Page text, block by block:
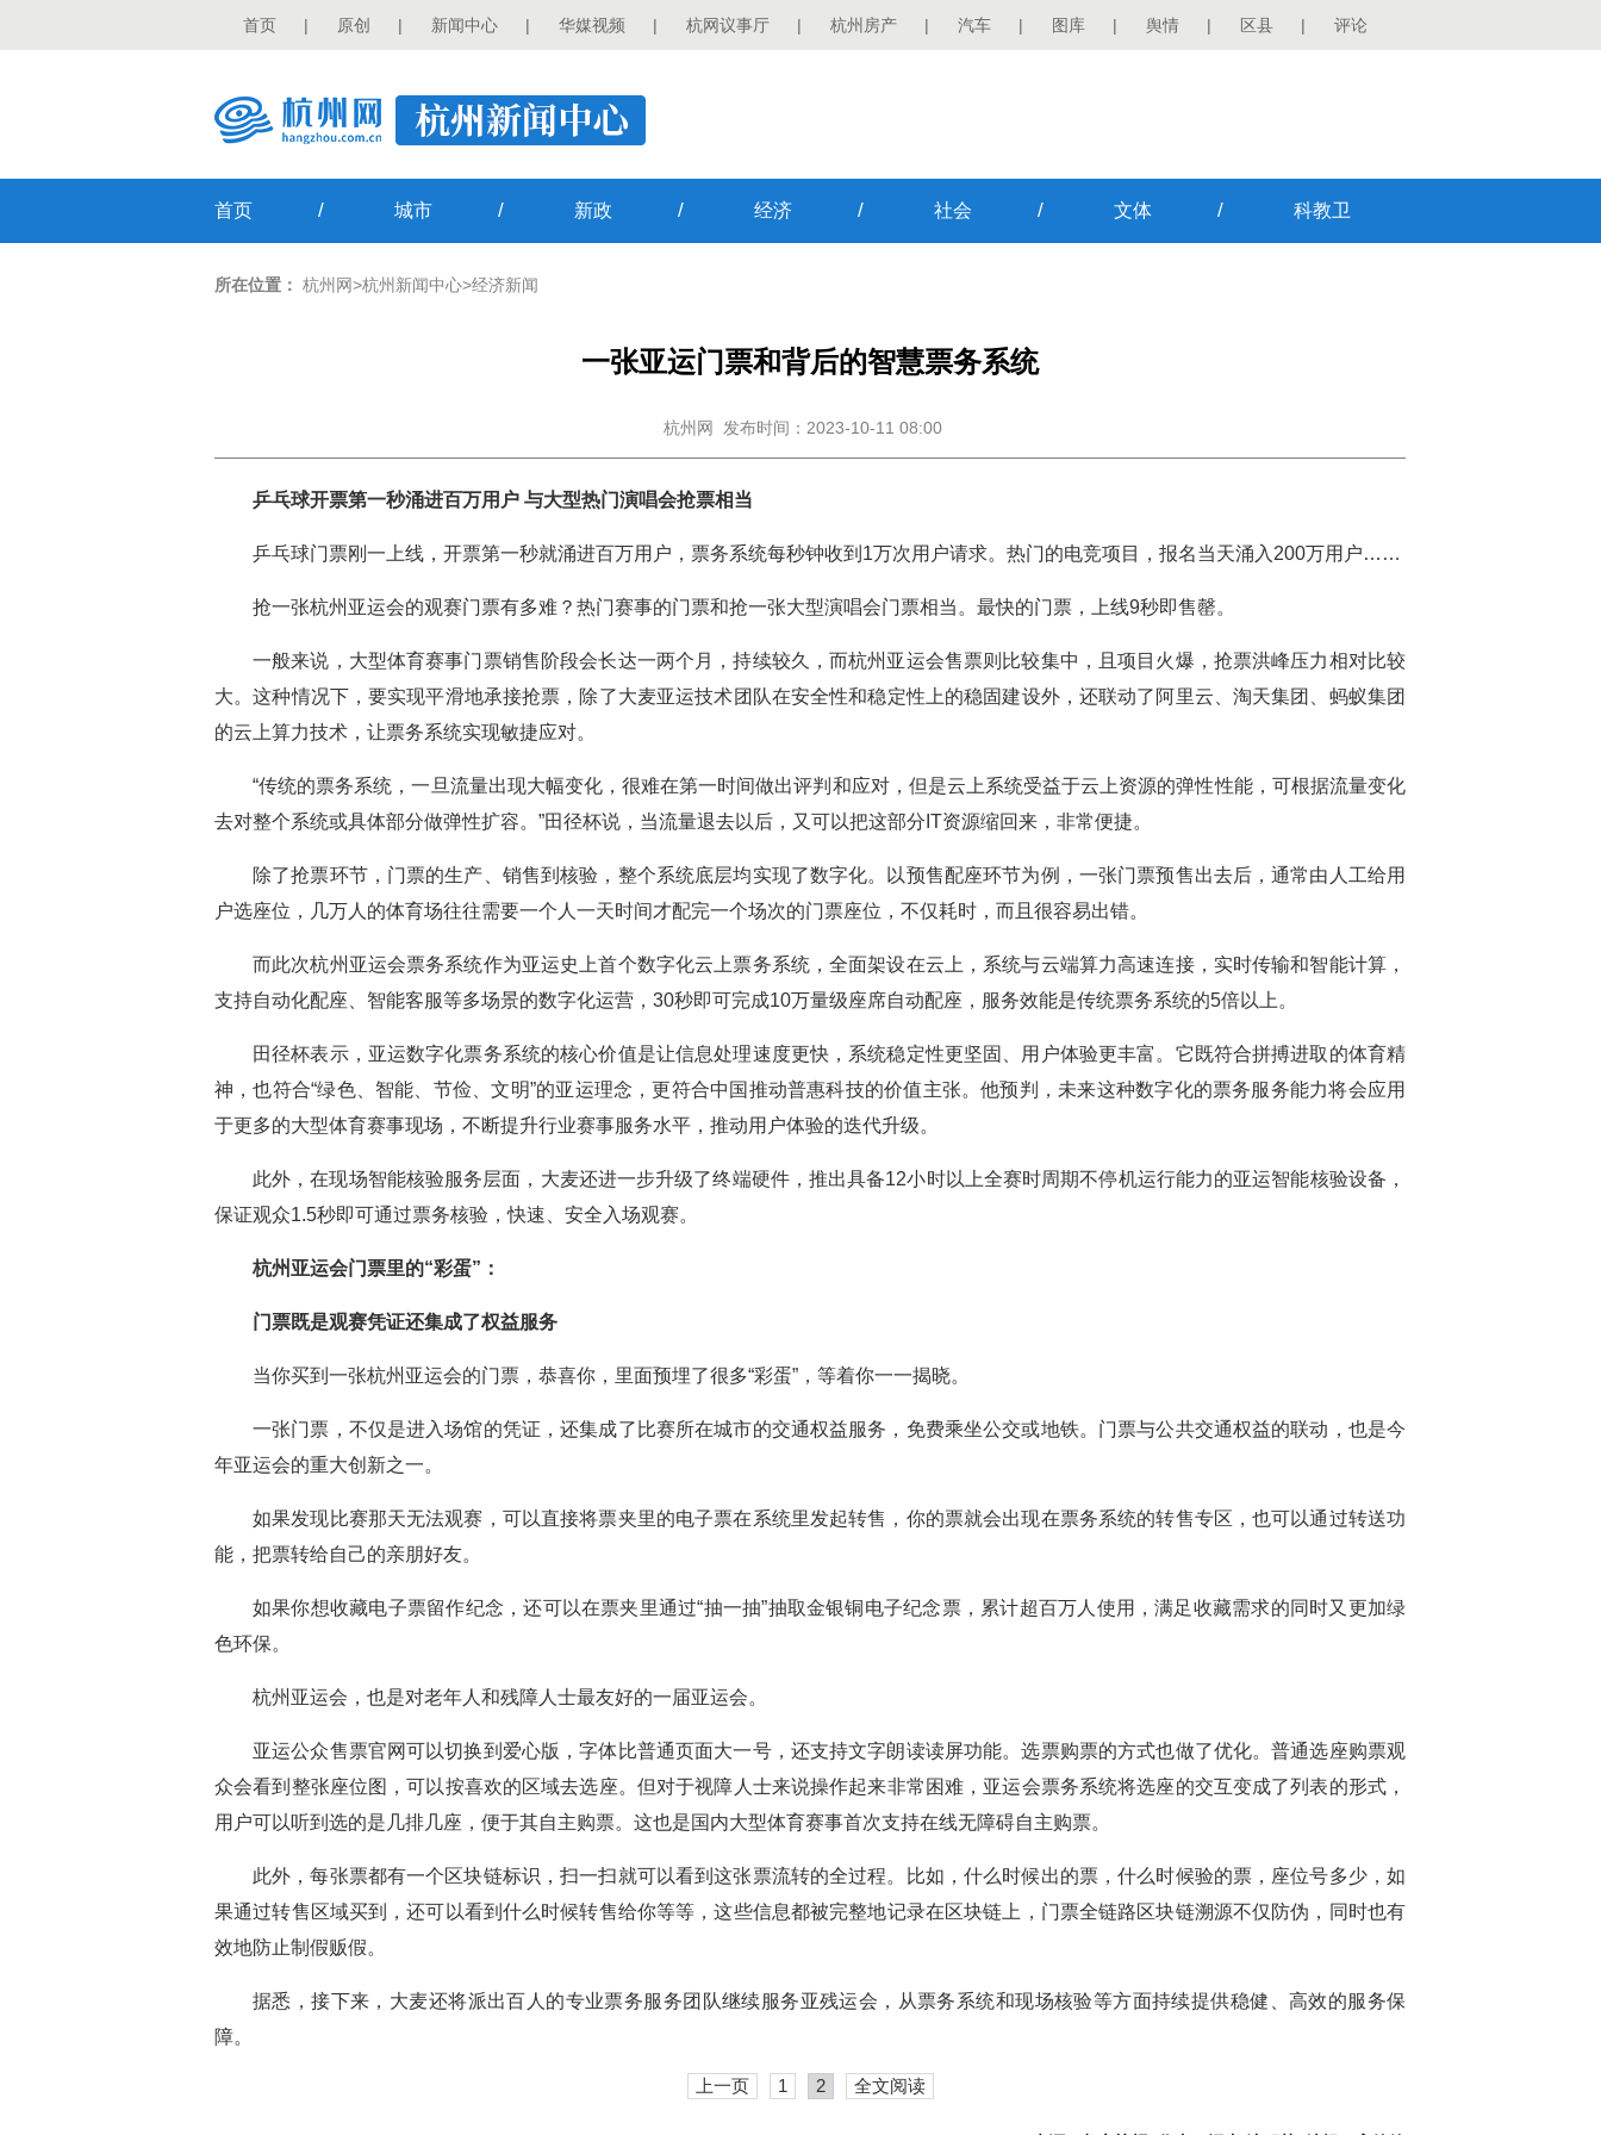
首页 | 原创 | 新闻中心 | 华媒视频 | 杭网议事厅 | 杭州房产 | 汽车 | 图库 | 舆情 | 区县 | 评论
首页 / 城市 / 新政 / 经济 / 社会 / 文体 / 科教卫
所在位置： 杭州网>杭州新闻中心>经济新闻
一张亚运门票和背后的智慧票务系统
杭州网 发布时间：2023-10-11 08:00
乒乓球开票第一秒涌进百万用户 与大型热门演唱会抢票相当
乒乓球门票刚一上线，开票第一秒就涌进百万用户，票务系统每秒钟收到1万次用户请求。热门的电竞项目，报名当天涌入200万用户……
抢一张杭州亚运会的观赛门票有多难？热门赛事的门票和抢一张大型演唱会门票相当。最快的门票，上线9秒即售罄。
一般来说，大型体育赛事门票销售阶段会长达一两个月，持续较久，而杭州亚运会售票则比较集中，且项目火爆，抢票洪峰压力相对比较
大。这种情况下，要实现平滑地承接抢票，除了大麦亚运技术团队在安全性和稳定性上的稳固建设外，还联动了阿里云、淘天集团、蚂蚁集团
的云上算力技术，让票务系统实现敏捷应对。
“传统的票务系统，一旦流量出现大幅变化，很难在第一时间做出评判和应对，但是云上系统受益于云上资源的弹性性能，可根据流量变化
去对整个系统或具体部分做弹性扩容。”田径杯说，当流量退去以后，又可以把这部分IT资源缩回来，非常便捷。
除了抢票环节，门票的生产、销售到核验，整个系统底层均实现了数字化。以预售配座环节为例，一张门票预售出去后，通常由人工给用
户选座位，几万人的体育场往往需要一个人一天时间才配完一个场次的门票座位，不仅耗时，而且很容易出错。
而此次杭州亚运会票务系统作为亚运史上首个数字化云上票务系统，全面架设在云上，系统与云端算力高速连接，实时传输和智能计算，
支持自动化配座、智能客服等多场景的数字化运营，30秒即可完成10万量级座席自动配座，服务效能是传统票务系统的5倍以上。
田径杯表示，亚运数字化票务系统的核心价值是让信息处理速度更快，系统稳定性更坚固、用户体验更丰富。它既符合拼搏进取的体育精
神，也符合“绿色、智能、节俭、文明”的亚运理念，更符合中国推动普惠科技的价值主张。他预判，未来这种数字化的票务服务能力将会应用
于更多的大型体育赛事现场，不断提升行业赛事服务水平，推动用户体验的迭代升级。
此外，在现场智能核验服务层面，大麦还进一步升级了终端硬件，推出具备12小时以上全赛时周期不停机运行能力的亚运智能核验设备，
保证观众1.5秒即可通过票务核验，快速、安全入场观赛。
杭州亚运会门票里的“彩蛋”：
门票既是观赛凭证还集成了权益服务
当你买到一张杭州亚运会的门票，恭喜你，里面预埋了很多“彩蛋”，等着你一一揭晓。
一张门票，不仅是进入场馆的凭证，还集成了比赛所在城市的交通权益服务，免费乘坐公交或地铁。门票与公共交通权益的联动，也是今
年亚运会的重大创新之一。
如果发现比赛那天无法观赛，可以直接将票夹里的电子票在系统里发起转售，你的票就会出现在票务系统的转售专区，也可以通过转送功
能，把票转给自己的亲朋好友。
如果你想收藏电子票留作纪念，还可以在票夹里通过“抽一抽”抽取金银铜电子纪念票，累计超百万人使用，满足收藏需求的同时又更加绿
色环保。
杭州亚运会，也是对老年人和残障人士最友好的一届亚运会。
亚运公众售票官网可以切换到爱心版，字体比普通页面大一号，还支持文字朗读读屏功能。选票购票的方式也做了优化。普通选座购票观
众会看到整张座位图，可以按喜欢的区域去选座。但对于视障人士来说操作起来非常困难，亚运会票务系统将选座的交互变成了列表的形式，
用户可以听到选的是几排几座，便于其自主购票。这也是国内大型体育赛事首次支持在线无障碍自主购票。
此外，每张票都有一个区块链标识，扫一扫就可以看到这张票流转的全过程。比如，什么时候出的票，什么时候验的票，座位号多少，如
果通过转售区域买到，还可以看到什么时候转售给你等等，这些信息都被完整地记录在区块链上，门票全链路区块链溯源不仅防伪，同时也有
效地防止制假贩假。
据悉，接下来，大麦还将派出百人的专业票务服务团队继续服务亚残运会，从票务系统和现场核验等方面持续提供稳健、高效的服务保
障。
上一页 1 2 全文阅读